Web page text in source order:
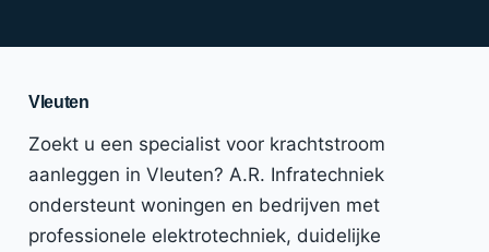
Vleuten
Zoekt u een specialist voor krachtstroom
aanleggen in Vleuten? A.R. Infratechniek
ondersteunt woningen en bedrijven met
professionele elektrotechniek, duidelijke